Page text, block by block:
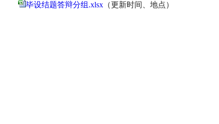
毕设结题答辩分组.xlsx （更新时间、地点）